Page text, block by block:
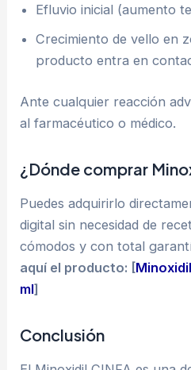
Efluvio inicial (aumento
Crecimiento de vello en
producto entra en
Ante cualquier reacción
al farmacéutico o médico.
¿Dónde comprar
Puedes adquirirlo
digital sin necesidad de
cómodos y con total
aquí el producto: [
ml]
Conclusión